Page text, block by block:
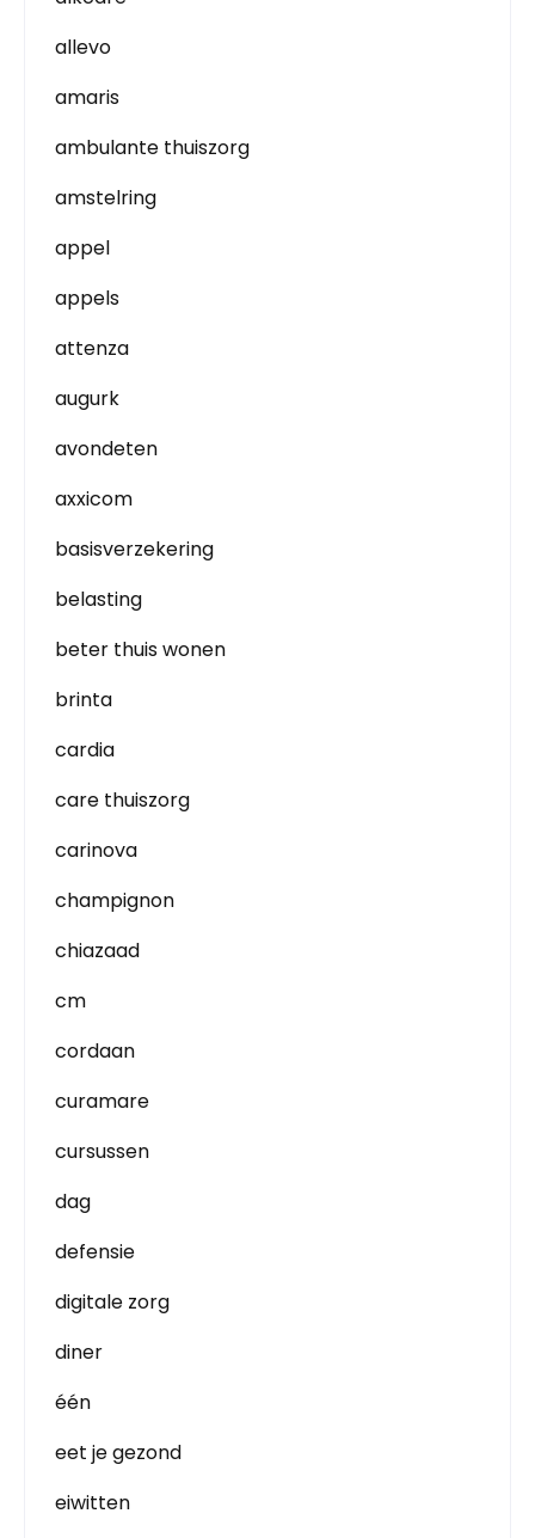
allevo
amaris
ambulante thuiszorg
amstelring
appel
appels
attenza
augurk
avondeten
axxicom
basisverzekering
belasting
beter thuis wonen
brinta
cardia
care thuiszorg
carinova
champignon
chiazaad
cm
cordaan
curamare
cursussen
dag
defensie
digitale zorg
diner
één
eet je gezond
eiwitten